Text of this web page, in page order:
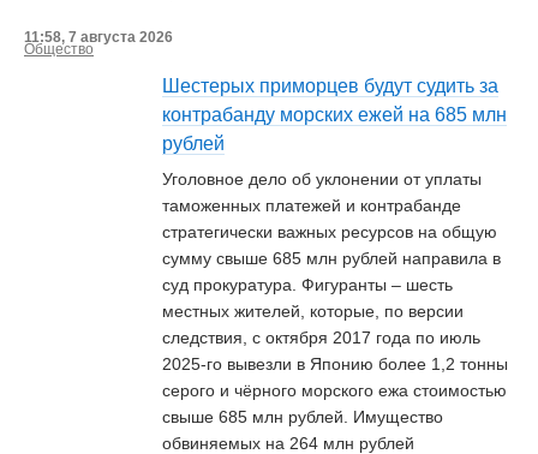
11:58, 7 августа 2026
Общество
Шестерых приморцев будут судить за
контрабанду морских ежей на 685 млн
рублей
Уголовное дело об уклонении от уплаты
таможенных платежей и контрабанде
стратегически важных ресурсов на общую
сумму свыше 685 млн рублей направила в
суд прокуратура. Фигуранты – шесть
местных жителей, которые, по версии
следствия, с октября 2017 года по июль
2025-го вывезли в Японию более 1,2 тонны
серого и чёрного морского ежа стоимостью
свыше 685 млн рублей. Имущество
обвиняемых на 264 млн рублей